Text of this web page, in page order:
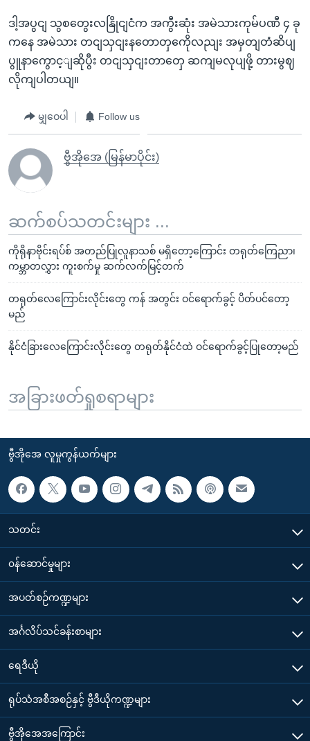
ဒါ့အပွငျ သွစတွေးလနြိုငျငံက အကွီးဆုံး အမဲသားကုမ်ပဏီ ၄ ခု
ကနေ အမဲသား တငျသှငျးနတောတှကေိုလညျး အမှတျတံဆိပျ
ပွူနာကွောင့ျဆိုပွီး တငျသှငျးတာတှေ ဆကျမလုပျဖို့ တားမွဈ
လိုကျပါတယျ။
မျှဝေပါ Follow us
ဗွီအိုအေ (မြန်မာပိုင်း)
ဆက်စပ်သတင်းများ ...
ကိုရိုနာဗိုင်းရပ်စ် အတည်ပြုလူနာသစ် မရှိတော့ကြောင်း တရုတ်ကြေညာ၊
ကမ္ဘာတလွှား ကူးစက်မှု ဆက်လက်မြင့်တက်
တရုတ်လေကြောင်းလိုင်းတွေ ကန် အတွင်း ဝင်ရောက်ခွင့် ပိတ်ပင်တော့
မည်
နိုင်ငံခြားလေကြောင်းလိုင်းတွေ တရုတ်နိုင်ငံထဲ ဝင်ရောက်ခွင့်ပြုတော့မည်
အခြားဖတ်ရှုစရာများ
ဗွီအိုအေ လူမှုကွန်ယက်များ
သတင်း
၀န်ဆောင်မှုများ
အပတ်စဉ်ကဏ္ဍများ
အင်္ဂလိပ်သင်ခန်းစာများ
ရေဒီယို
ရုပ်သံအစီအစဉ်နှင့် ဗွီဒီယိုကဏ္ဍများ
ဗွီအိုအေအကြောင်း